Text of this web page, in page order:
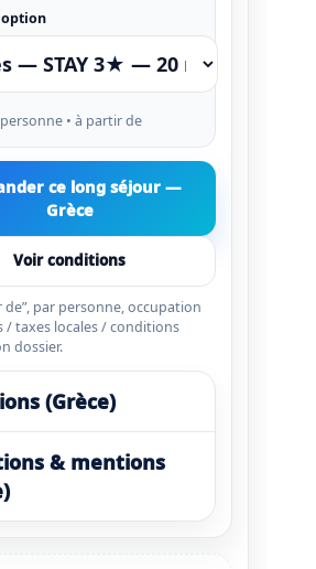
• à partir de
ce long séjour —
Grèce
Voir conditions
de”, par personne, occupation
/ taxes locales / conditions
dossier.
(Grèce)
& mentions